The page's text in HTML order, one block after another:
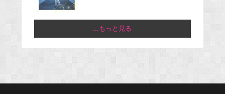
...もっと見る